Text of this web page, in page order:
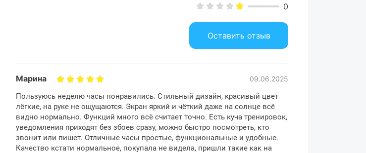
0
Оставить отзыв
Марина 09.06.2025
Пользуюсь неделю часы понравились. Стильный дизайн, красивый цвет
лёгкие, на руке не ощущаются. Экран яркий и чёткий даже на солнце всё
видно нормально. Функций много всё считает точно. Есть куча тренировок,
уведомления приходят без збоев сразу, можно быстро посмотреть, кто
звонит или пишет. Отличные часы простые, функциональные и удобные.
Качество кстати нормальное, покупала не видела, пришли такие как на